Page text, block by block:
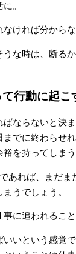
。
ければ分から
うな時は、断る
行動に起こ
ばならないと決
までに終わらせ
を持ってしま
あれば、まだま
うでしょう。
に追われるこ
いいという感覚